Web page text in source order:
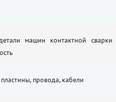
детали машин контактной
провода, кабели